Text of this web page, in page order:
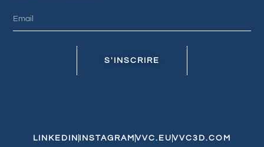
S'INSCRIRE
LINKEDIN INSTAGRAM VVC.EU VVC3D.COM